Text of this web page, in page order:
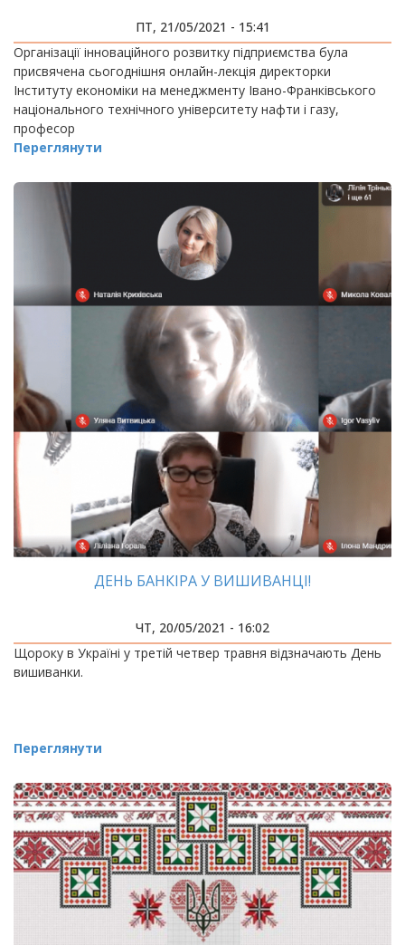
ПТ, 21/05/2021 - 15:41
Організації інноваційного розвитку підприємства була
присвячена сьогоднішня онлайн-лекція директорки
Інституту економіки на менеджменту Івано-Франківського
національного технічного університету нафти і газу,
професор
Переглянути
ДЕНЬ БАНКІРА У ВИШИВАНЦІ!
ЧТ, 20/05/2021 - 16:02
Щороку в Україні у третій четвер травня відзначають День
вишиванки.
Переглянути